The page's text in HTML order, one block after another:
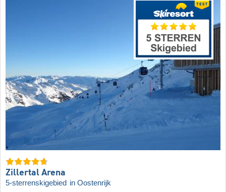
Zillertal Arena
5-sterrenskigebied in Oostenrijk